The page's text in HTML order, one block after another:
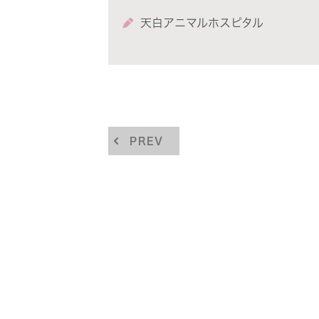
天白アニマルホスピタル
PREV